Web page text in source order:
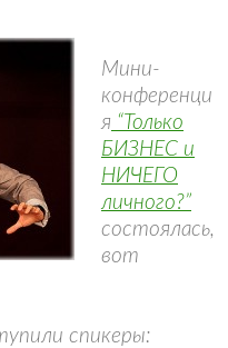
Мини-
конференци
я “Только
БИЗНЕС и
НИЧЕГО
личного?”
состоялась,
вот
спикеры: